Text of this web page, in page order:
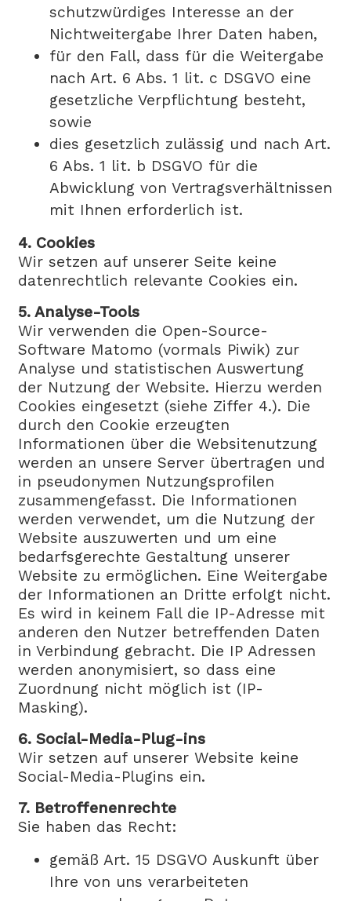
schutzwürdiges Interesse an der
Nichtweitergabe Ihrer Daten haben,
für den Fall, dass für die Weitergabe
nach Art. 6 Abs. 1 lit. c DSGVO eine
gesetzliche Verpflichtung besteht,
sowie
dies gesetzlich zulässig und nach Art.
6 Abs. 1 lit. b DSGVO für die
Abwicklung von Vertragsverhältnissen
mit Ihnen erforderlich ist.
4. Cookies
Wir setzen auf unserer Seite keine
datenrechtlich relevante Cookies ein.
5. Analyse-Tools
Wir verwenden die Open-Source-
Software Matomo (vormals Piwik) zur
Analyse und statistischen Auswertung
der Nutzung der Website. Hierzu werden
Cookies eingesetzt (siehe Ziffer 4.). Die
durch den Cookie erzeugten
Informationen über die Websitenutzung
werden an unsere Server übertragen und
in pseudonymen Nutzungsprofilen
zusammengefasst. Die Informationen
werden verwendet, um die Nutzung der
Website auszuwerten und um eine
bedarfsgerechte Gestaltung unserer
Website zu ermöglichen. Eine Weitergabe
der Informationen an Dritte erfolgt nicht.
Es wird in keinem Fall die IP-Adresse mit
anderen den Nutzer betreffenden Daten
in Verbindung gebracht. Die IP Adressen
werden anonymisiert, so dass eine
Zuordnung nicht möglich ist (IP-
Masking).
6. Social-Media-Plug-ins
Wir setzen auf unserer Website keine
Social-Media-Plugins ein.
7. Betroffenenrechte
Sie haben das Recht:
gemäß Art. 15 DSGVO Auskunft über
Ihre von uns verarbeiteten